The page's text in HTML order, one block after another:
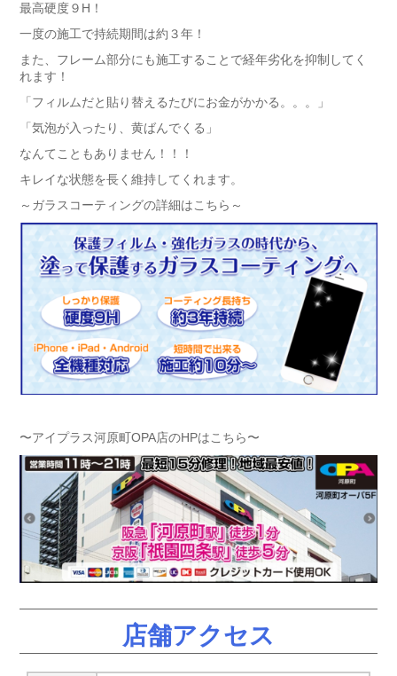
最高硬度９H！
一度の施工で持続期間は約３年！
また、フレーム部分にも施工することで経年劣化を抑制してく
れます！
「 フィルムだと貼り替えるたびにお金がかかる。。。
」
「気泡が入ったり、黄ばんでくる」
なんてこともありません！！！
キレイな状態を長く維持してくれます。
～ガラスコーティングの詳細はこちら～
〜アイプラス河原町OPA店のHPはこちら〜
店舗アクセス